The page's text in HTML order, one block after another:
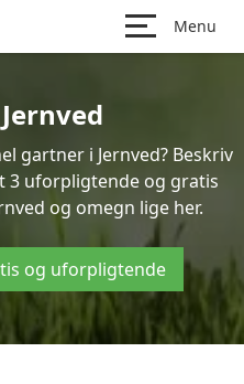
Menu
gartner i Jernved? Beskriv
3 uforpligtende og gratis
og omegn lige her.
og uforpligtende